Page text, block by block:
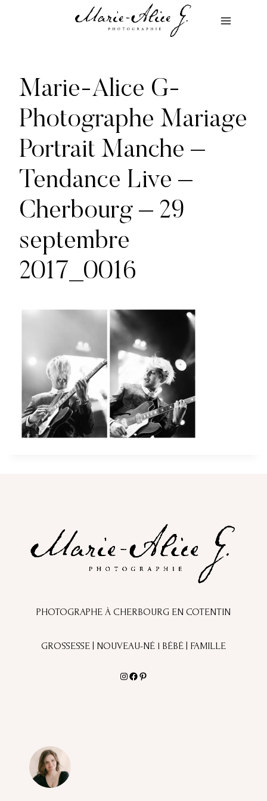
Marie-Alice G-
Photographe Mariage
Portrait Manche –
Tendance Live –
Cherbourg – 29
septembre
2017_0016
PHOTOGRAPHE À CHERBOURG EN COTENTIN
GROSSESSE | NOUVEAU-NÉ l BÉBÉ | FAMILLE
Instagram
Facebook
Pinterest